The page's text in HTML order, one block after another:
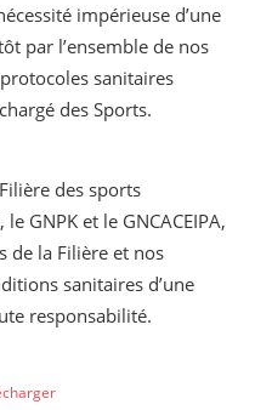
impérieuse d’une
par l’ensemble de nos
sanitaires
des Sports.
des sports
GNPK et le GNCACEIPA,
de la Filière et nos
sanitaires d’une
responsabilité.